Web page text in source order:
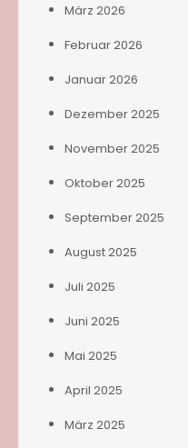
März 2026
Februar 2026
Januar 2026
Dezember 2025
November 2025
Oktober 2025
September 2025
August 2025
Juli 2025
Juni 2025
Mai 2025
April 2025
März 2025